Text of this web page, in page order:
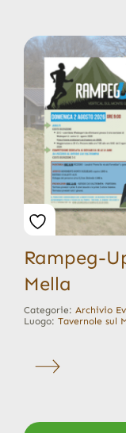
Rampeg-
Mella
Categorie: Archivio
Luogo: Tavernole sul